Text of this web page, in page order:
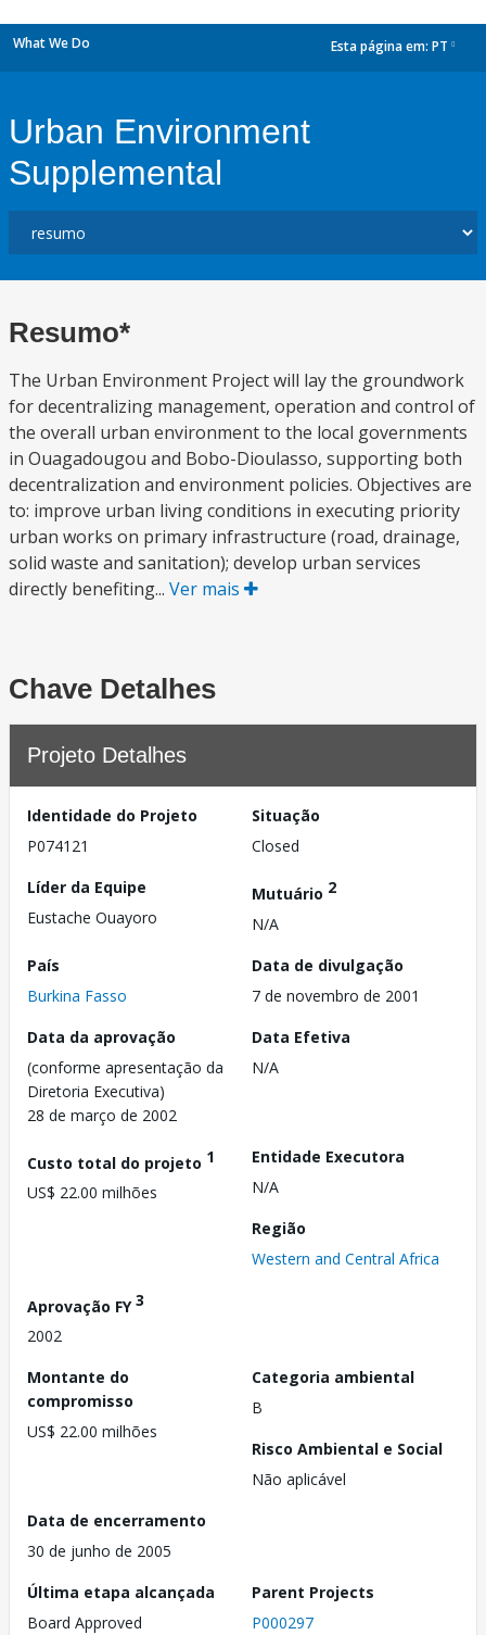
What We Do Esta página em: PT
Urban Environment
Supplemental
Resumo*
The Urban Environment Project will lay the groundwork
for decentralizing management, operation and control of
the overall urban environment to the local governments
in Ouagadougou and Bobo-Dioulasso, supporting both
decentralization and environment policies. Objectives are
to: improve urban living conditions in executing priority
urban works on primary infrastructure (road, drainage,
solid waste and sanitation); develop urban services
directly benefiting... Ver mais
Chave Detalhes
Projeto Detalhes
Identidade do Projeto
P074121
Situação
Closed
Líder da Equipe
Eustache Ouayoro
Mutuário 2
N/A
País
Burkina Fasso
Data de divulgação
7 de novembro de 2001
Data da aprovação
(conforme apresentação da
Diretoria Executiva)
28 de março de 2002
Data Efetiva
N/A
Custo total do projeto 1
US$ 22.00 milhões
Entidade Executora
N/A
Região
Western and Central Africa
Aprovação FY3
2002
Montante do
compromisso
US$ 22.00 milhões
Categoria ambiental
B
Risco Ambiental e Social
Não aplicável
Data de encerramento
30 de junho de 2005
Última etapa alcançada
Board Approved
Parent Projects
P000297